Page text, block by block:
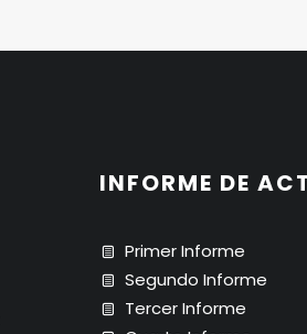
INFORME DE
Primer Informe
Segundo Informe
Tercer Informe